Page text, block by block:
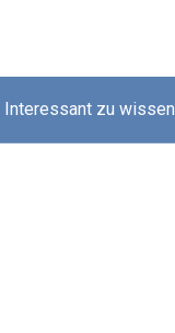
Interessant zu wissen